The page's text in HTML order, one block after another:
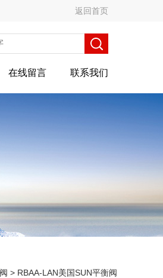
返回首页
在线留言 联系我们
> RBAA-LAN美国SUN平衡阀